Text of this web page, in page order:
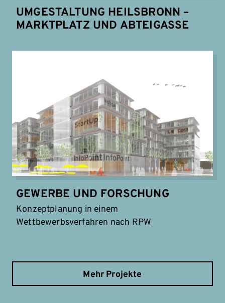
UMGESTALTUNG HEILSBRONN –
MARKTPLATZ UND ABTEIGASSE
GEWERBE UND FORSCHUNG
Konzeptplanung in einem
Wettbewerbsverfahren nach RPW
Mehr Projekte